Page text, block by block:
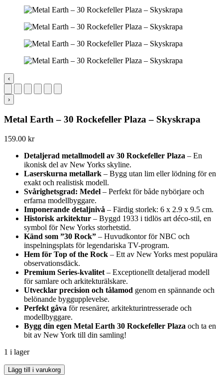
‹
›
Metal Earth – 30 Rockefeller Plaza – Skyskrapa
159.00 kr
Detaljerad metallmodell av 30 Rockefeller Plaza – En
ikonisk del av New Yorks skyline.
Laserskurna metallark – Bygg utan lim eller lödning för en
exakt och realistisk modell.
Svårighetsgrad: Medel – Perfekt för både nybörjare och
erfarna modellbyggare.
Imponerande detaljnivå – Färdig storlek: 6 x 2.9 x 9.5 cm.
Historisk arkitektur – Byggd 1933 i tidlös art déco-stil, en
symbol för New Yorks storhetstid.
Känd som ”30 Rock” – Huvudkontor för NBC och
inspelningsplats för legendariska TV-program.
Hem för Top of the Rock – Ett av New Yorks mest populära
observationsdäck.
Premium Series-kvalitet – Exceptionellt detaljerad modell
för samlare och arkitekturälskare.
Utvecklar precision och tålamod genom en spännande och
belönande byggupplevelse.
Perfekt gåva för resenärer, arkitekturintresserade och
modellbyggare.
Bygg din egen Metal Earth 30 Rockefeller Plaza och ta en
bit av New York till din samling!
1 i lager
Metal
Lägg till i varukorg